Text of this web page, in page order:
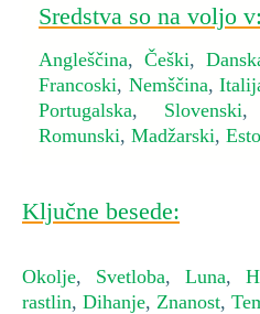
Sredstva so na voljo v:
Angleščina, Češki,
Francoski, Nemščina,
Portugalska, Slovenski
Romunski, Madžarski,
Ključne besede:
Okolje, Svetloba, Luna,
rastlin, Dihanje, Znanost,